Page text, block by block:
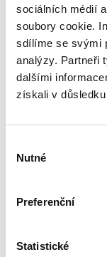
sociálních médií
soubory cookie.
sdílíme se svými
analýzy. Partneři
dalšími
získali v
souhlasu
Nutné
Preferenční
Statistické